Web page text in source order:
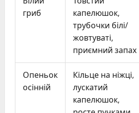
гриб
капелюшок,
трубочки білі/
жовтуваті,
приємний запах
Опеньок
осінній
Кільце на ніжці,
лускатий
капелюшок,